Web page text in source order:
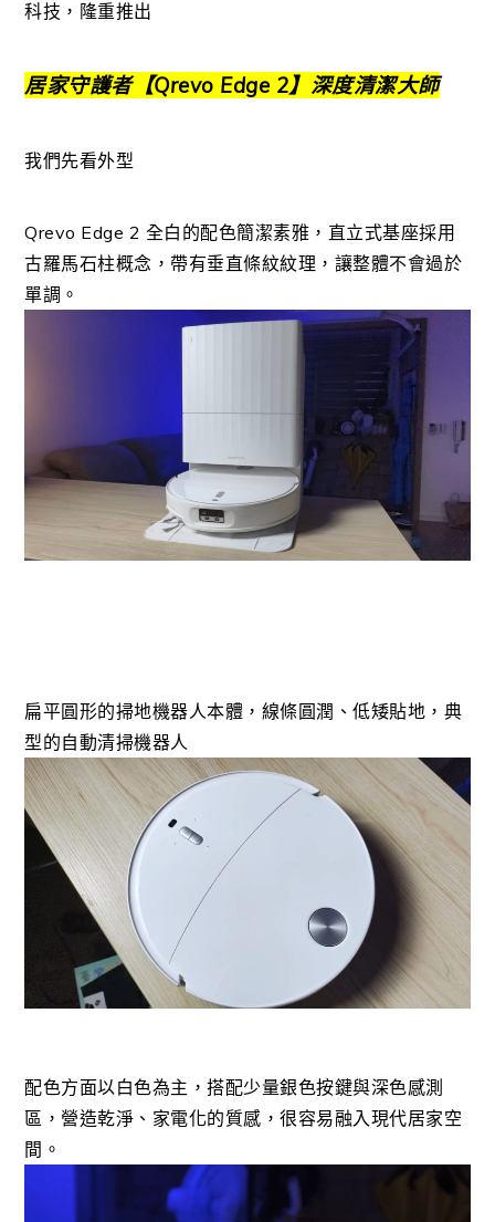
科技， 隆重推出
居家守護者【Qrevo Edge 2】深度清潔大師
我們先看外型
Qrevo Edge 2 全白的配色簡潔素雅， 直立式基座採用
古羅馬石柱概念，帶有垂直條紋紋理，讓整體不會過於
單調。
扁平圓形的掃地機器人本體，線條圓潤、低矮貼地，典
型的自動清掃機器人
配色方面以白色為主，搭配少量銀色按鍵與深色感測
區， 營造乾淨、家電化的質感，很容易融入現代居家空
間。